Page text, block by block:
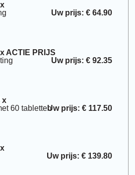
Uw prijs: € 64.90
ACTIE PRIJS
Uw prijs: € 92.35
x
60 tablettenUw prijs: € 117.50
Uw prijs: € 139.80